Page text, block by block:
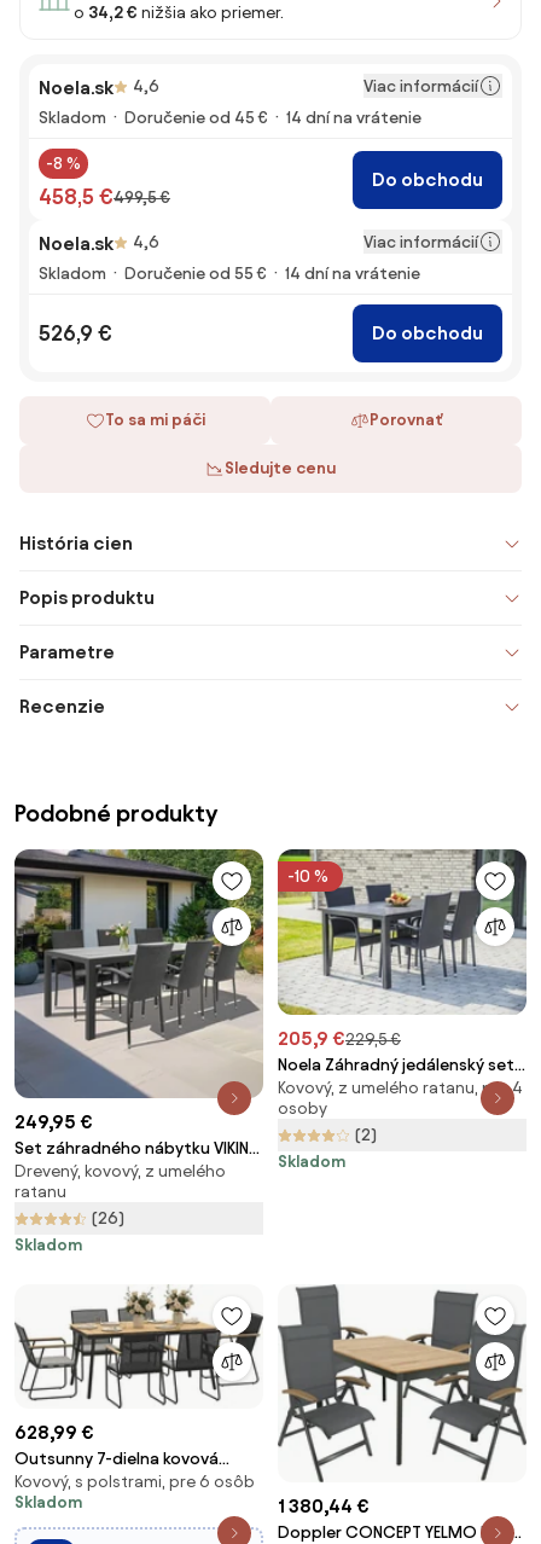
o 34,2 € nižšia ako priemer.
Noela.sk 4,6
Viac informácií
Skladom
Doručenie od 45 € 14 dní na vrátenie
-8 %
458,5 €499,5 €
Do obchodu
Noela.sk 4,6
Viac informácií
Skladom
Doručenie od 55 € 14 dní na vrátenie
526,9 € Do obchodu
To sa mi páči Porovnať
Sledujte cenu
História cien
Popis produktu
Parametre
Recenzie
Podobné produkty
249,95 €
Set záhradného nábytku VIKING
XL +6x PARIS
Drevený, kovový, z umelého
ratanu
(26)
Skladom
-10 %
205,9 €229,5 €
Noela Záhradný jedálenský set
Viking L + 4x ratanová stolička
Paris
Kovový, z umelého ratanu, pre 4
osoby
(2)
Skladom
628,99 €
Outsunny 7-dielna kovová
jedálenská súprava pre 6 osôb -
jedálenský stôl s 6 stoličkami,
kuchynská súprava s kovovým
Kovový, s polstrami, pre 6 osôb
Skladom
1 380,44 €
Doppler CONCEPT YELMO FSC®